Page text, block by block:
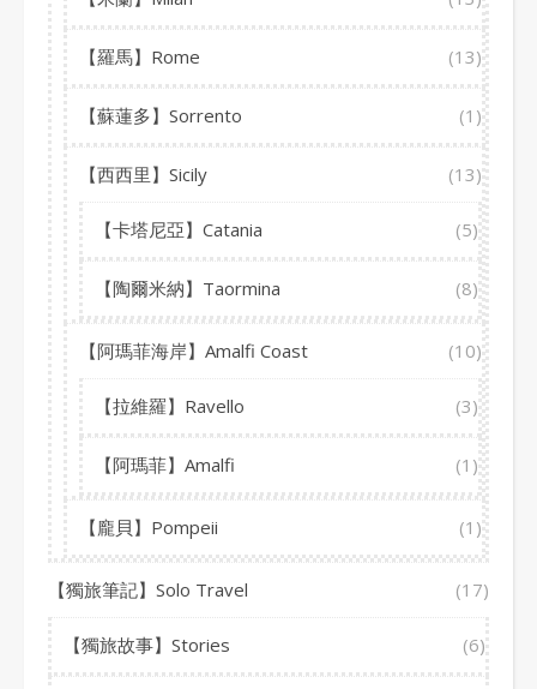
【羅馬】Rome (13)
【蘇蓮多】Sorrento (1)
【西西里】Sicily (13)
【卡塔尼亞】Catania (5)
【陶爾米納】Taormina (8)
【阿瑪菲海岸】Amalfi Coast (10)
【拉維羅】Ravello (3)
【阿瑪菲】Amalfi (1)
【龐貝】Pompeii (1)
【獨旅筆記】Solo Travel (17)
【獨旅故事】Stories (6)